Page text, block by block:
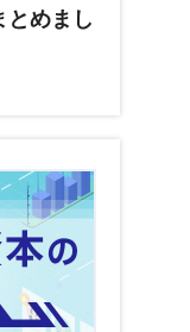
めまし